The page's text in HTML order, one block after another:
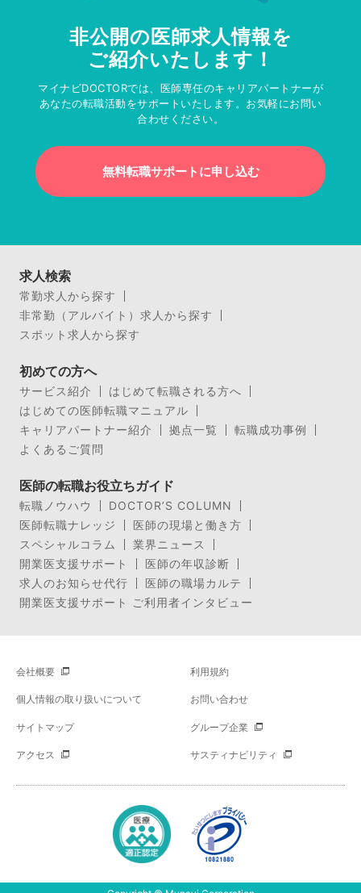
非公開の医師求人情報を
ご紹介いたします！
マイナビDOCTORでは、医師専任のキャリアパートナーが
あなたの転職活動をサポートいたします。お気軽にお問い
合わせください。
無料転職サポートに申し込む
求人検索
常勤求人から探す
非常勤（アルバイト）求人から探す
スポット求人から探す
初めての方へ
サービス紹介
はじめて転職される方へ
はじめての医師転職マニュアル
キャリアパートナー紹介
拠点一覧
転職成功事例
よくあるご質問
医師の転職お役立ちガイド
転職ノウハウ
DOCTOR’S COLUMN
医師転職ナレッジ
医師の現場と働き方
スペシャルコラム
業界ニュース
開業医支援サポート
医師の年収診断
求人のお知らせ代行
医師の職場カルテ
開業医支援サポート ご利用者インタビュー
会社概要 利用規約
個人情報の取り扱いについて お問い合わせ
サイトマップ グループ企業
アクセス サスティナビリティ